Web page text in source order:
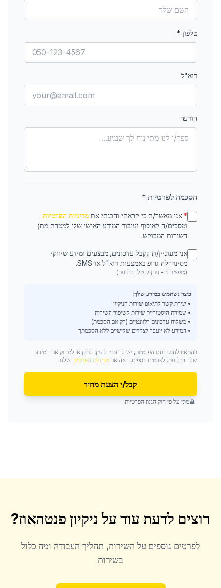
טלפון *
דוא"ל
הודעה
הסכמה לפרטיות *
* אני מאשר/ת כי קראתי והבנתי את מדיניות הפרטיות
ומסכים/ה לאיסוף ועיבוד המידע האישי שלי למטרת מתן
השירות המבוקש.
אני מעוניין/ת לקבל עדכונים, מבצעים ומידע שיווקי
מסינדרלה גרופ באמצעות דוא"ל או SMS.
(אופציונלי - ניתן לבטל בכל עת)
כיצד נשתמש במידע שלך:
• יצירת קשר לתיאום שירות הניקיון
• שמירת היסטוריית שירות לשיפור השירות
• משלוח עדכונים רלוונטיים (רק אם הסכמת)
• המידע לא יועבר לצדדים שלישיים ללא הסכמתך
בהתאם לחוק הגנת הפרטיות, יש לך זכות לעיין, לתקן או למחוק את המידע
שלך בכל עת. לפרטים נוספים, ראה את מדיניות הפרטיות שלנו.
קבל/י הצעת מחיר
מוגן על פי חוק הגנת הפרטיות
רוצים לדעת עוד על ניקיון פנטהאוז?
לפרטים נוספים על השירות, תהליך העבודה ומה כלול
בשירות